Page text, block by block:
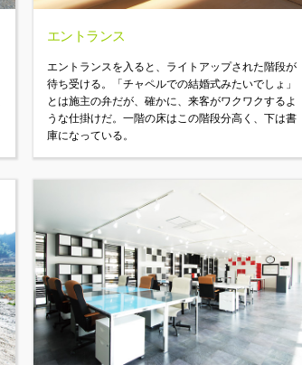
エントランス
エントランスを入ると、ライトアップされた階段が
待ち受ける。「チャペルでの結婚式みたいでしょ」
とは施主の弁だが、確かに、来客がワクワクするよ
うな仕掛けだ。一階の床はこの階段分高く、下は書
庫になっている。